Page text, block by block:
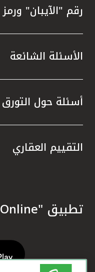
رقم "الآيبان"
الأسئلة الشائعة
أسئلة حول التورق
التقييم العقاري
تطبيق "KFHOnline" للهواتف الذكية